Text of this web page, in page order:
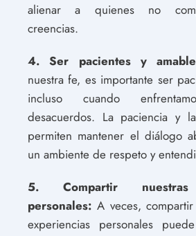
alienar a quienes no
creencias.
4. Ser pacientes y
nuestra fe, es importante ser
incluso cuando
desacuerdos. La paciencia y
permiten mantener el diálogo
un ambiente de respeto y
5. Compartir nuestras
personales: A veces,
experiencias personales